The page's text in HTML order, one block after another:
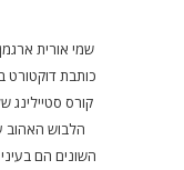
שמי אורית
כותבת דוקטורט
קורס סטיילינג
השונים הם